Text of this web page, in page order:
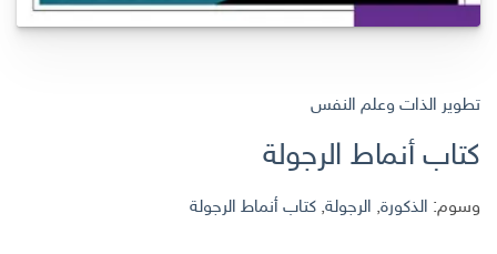
تطوير الذات وعلم النفس
كتاب أنماط الرجولة
وسوم: الذكورة, الرجولة, كتاب أنماط الرجولة